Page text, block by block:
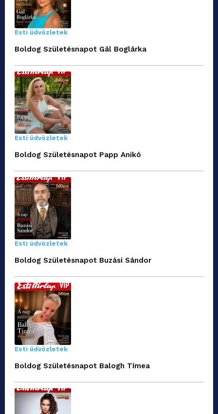
Esti üdvözletek
Boldog Születésnapot Gál Boglárka
Esti üdvözletek
Boldog Születésnapot Papp Anikó
Esti üdvözletek
Boldog Születésnapot Buzási Sándor
Esti üdvözletek
Boldog Születésnapot Balogh Tímea